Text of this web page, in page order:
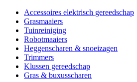
Accessoires elektrisch gereedschap
Grasmaaiers
Tuinreiniging
Robotmaaiers
Heggenscharen & snoeizagen
Trimmers
Klussen gereedschap
Gras & buxusscharen